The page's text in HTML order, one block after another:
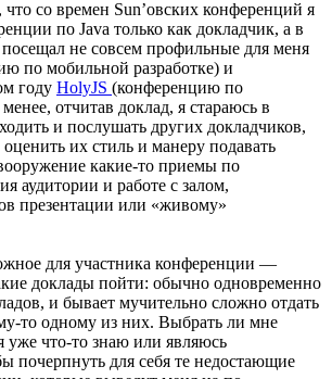
со времен Sun’овских конференций я
по Java только как докладчик, а в
посещал не совсем профильные для меня
по мобильной разработке) и
году HolyJS (конференцию по
отчитав доклад, я стараюсь в
и послушать других докладчиков,
их стиль и манеру подавать
какие-то приемы по
аудитории и работе с залом,
презентации или «живому»
для участника конференции —
доклады пойти: обычно одновременно
и бывает мучительно сложно отдать
то одному из них. Выбрать ли мне
уже что-то знаю или являюсь
почерпнуть для себя те недостающие